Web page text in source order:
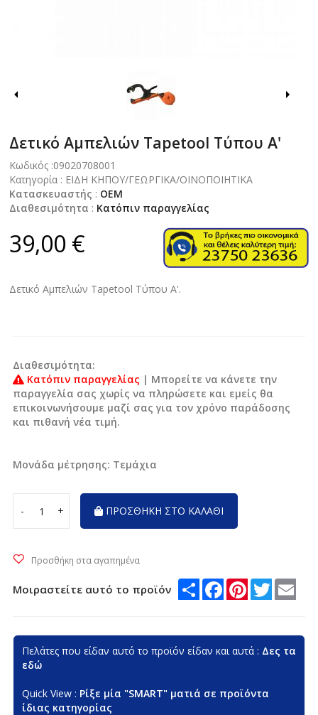
Δετικό Aμπελιών Tapetool Tύπου Α'
Κωδικός :09020708001
Κατηγορία : ΕΙΔΗ ΚΗΠΟΥ/ΓΕΩΡΓΙΚΑ/ΟΙΝΟΠΟΙΗΤΙΚΑ
Κατασκευαστής : OEM
Διαθεσιμότητα : Κατόπιν παραγγελίας
39,00 €
Δετικό Aμπελιών Tapetool Tύπου Α'.
Διαθεσιμότητα:
Κατόπιν παραγγελίας | Μπορείτε να κάνετε την
παραγγελία σας χωρίς να πληρώσετε και εμείς θα
επικοινωνήσουμε μαζί σας για τον χρόνο παράδοσης
και πιθανή νέα τιμή.
Μονάδα μέτρησης: Tεμάχια
- + ΠΡΟΣΘΗΚΗ ΣΤΟ ΚΑΛΑΘΙ
Προσθήκη στα αγαπημένα
Μοιραστείτε αυτό το προϊόν ShareFacebook
Pinterest
Πελάτες που είδαν αυτό το προϊόν είδαν και αυτά : Δες τα
εδώ
Quick View : Ρίξε μία "SMART" ματιά σε προϊόντα
ίδιας κατηγορίας